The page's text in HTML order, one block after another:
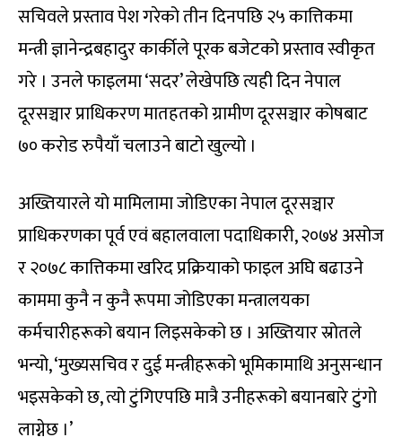
सचिवले प्रस्ताव पेश गरेको तीन दिनपछि २५ कात्तिकमा
मन्त्री ज्ञानेन्द्रबहादुर कार्कीले पूरक बजेटको प्रस्ताव स्वीकृत
गरे । उनले फाइलमा ‘सदर’ लेखेपछि त्यही दिन नेपाल
दूरसञ्चार प्राधिकरण मातहतको ग्रामीण दूरसञ्चार कोषबाट
७० करोड रुपैयाँ चलाउने बाटो खुल्यो ।
अख्तियारले यो मामिलामा जोडिएका नेपाल दूरसञ्चार
प्राधिकरणका पूर्व एवं बहालवाला पदाधिकारी, २०७४ असोज
र २०७८ कात्तिकमा खरिद प्रक्रियाको फाइल अघि बढाउने
काममा कुनै न कुनै रूपमा जोडिएका मन्त्रालयका
कर्मचारीहरूको बयान लिइसकेको छ । अख्तियार स्रोतले
भन्यो, ‘मुख्यसचिव र दुई मन्त्रीहरूको भूमिकामाथि अनुसन्धान
भइसकेको छ, त्यो टुंगिएपछि मात्रै उनीहरूको बयानबारे टुंगो
लाग्नेछ ।’